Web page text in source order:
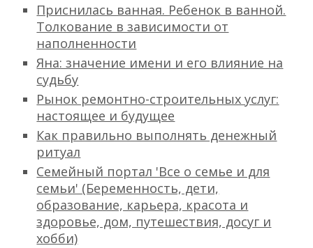
Приснилась ванная. Ребенок в ванной.
Толкование в зависимости от
наполненности
Яна: значение имени и его влияние на
судьбу
Рынок ремонтно-строительных услуг:
настоящее и будущее
Как правильно выполнять денежный
ритуал
Семейный портал 'Все о семье и для
семьи' (Беременность, дети,
образование, карьера, красота и
здоровье, дом, путешествия, досуг и
хобби)